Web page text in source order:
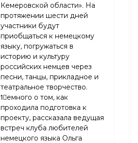
Кемеровской области». На
протяжении шести дней
участники будут
приобщаться к немецкому
языку, погружаться в
историю и культуру
российских немцев через
песни, танцы, прикладное и
театральное творчество.
ߗемного о том, как
проходила подготовка к
проекту, рассказала ведущая
встреч клуба любителей
немецкого языка Ольга